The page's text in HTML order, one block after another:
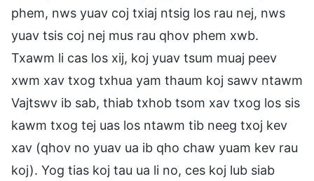
phem, nws yuav coj txiaj ntsig los rau nej, nws
yuav tsis coj nej mus rau qhov phem xwb.
Txawm li cas los xij, koj yuav tsum muaj peev
xwm xav txog txhua yam thaum koj sawv ntawm
Vajtswv ib sab, thiab txhob tsom xav txog los sis
kawm txog tej uas los ntawm tib neeg txoj kev
xav (qhov no yuav ua ib qho chaw yuam kev rau
koj). Yog tias koj tau ua li no, ces koj lub siab